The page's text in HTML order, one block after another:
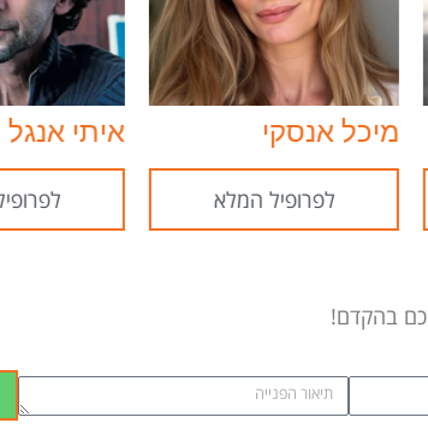
אנסקי
לפרופיל המלא
איתי אנגל
לפרופיל המלא
בהקדם!